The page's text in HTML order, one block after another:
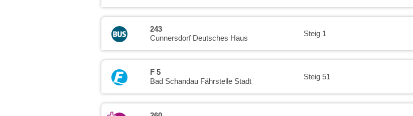
243
Cunnersdorf Deutsches Haus
Steig 1
F 5
Bad Schandau Fährstelle Stadt
Steig 51